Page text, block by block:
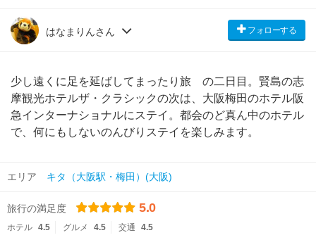
はなまりんさん フォローする
少し遠くに足を延ばしてまったり旅 の二日目。賢島の志
摩観光ホテルザ・クラシックの次は、大阪梅田のホテル阪
急インターナショナルにステイ。都会のど真ん中のホテル
で、何にもしないのんびりステイを楽しみます。
エリア キタ（大阪駅・梅田）(大阪)
旅行の満足度 5.0
ホテル 4.5 グルメ 4.5 交通 4.5